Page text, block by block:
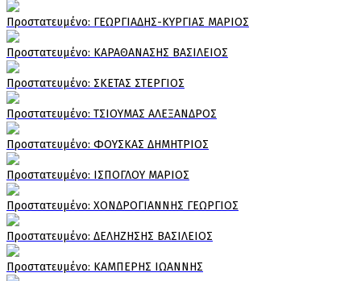
Πρoστατευμένο: ΓΕΩΡΓΙΑΔΗΣ-ΚΥΡΓΙΑΣ ΜΑΡΙΟΣ
Πρoστατευμένο: ΚΑΡΑΘΑΝΑΣΗΣ ΒΑΣΙΛΕΙΟΣ
Πρoστατευμένο: ΣΚΕΤΑΣ ΣΤΕΡΓΙΟΣ
Πρoστατευμένο: ΤΣΙΟΥΜΑΣ ΑΛΕΞΑΝΔΡΟΣ
Πρoστατευμένο: ΦΟΥΣΚΑΣ ΔΗΜΗΤΡΙΟΣ
Πρoστατευμένο: ΙΣΠΟΓΛΟΥ ΜΑΡΙΟΣ
Πρoστατευμένο: ΧΟΝΔΡΟΓΙΑΝΝΗΣ ΓΕΩΡΓΙΟΣ
Πρoστατευμένο: ΔΕΛΗΖΗΣΗΣ ΒΑΣΙΛΕΙΟΣ
Πρoστατευμένο: ΚΑΜΠΕΡΗΣ ΙΩΑΝΝΗΣ